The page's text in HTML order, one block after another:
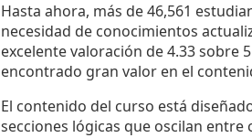
Hasta ahora, más de 46,561
necesidad de conocimientos
excelente valoración de 4.33 sobre
encontrado gran valor en el
El contenido del curso está
secciones lógicas que oscilan